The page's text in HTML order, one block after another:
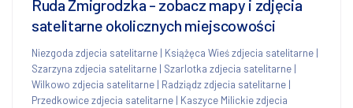
Ruda Żmigrodzka - zobacz mapy i zdjęcia
satelitarne okolicznych miejscowości
Niezgoda zdjecia satelitarne | Książęca Wieś zdjecia satelitarne |
Szarzyna zdjecia satelitarne | Szarlotka zdjecia satelitarne |
Wilkowo zdjecia satelitarne | Radziądz zdjecia satelitarne |
Przedkowice zdjecia satelitarne | Kaszyce Milickie zdjecia